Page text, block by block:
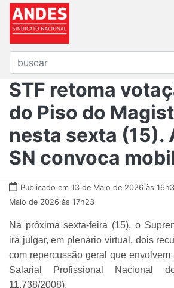
STF retoma
do Piso do
nesta sexta (15).
SN convoca
Publicado em 13 de Maio de 2026 às
Maio de 2026 às 17h23
Na próxima sexta-feira (15), o
irá julgar, em plenário virtual, dois
com repercussão geral que
Salarial Profissional Nacional
11.738/2008).